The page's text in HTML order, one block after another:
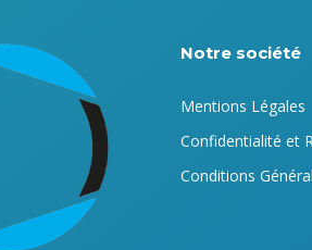
Notre société
Mentions Légales
Confidentialité et
Conditions